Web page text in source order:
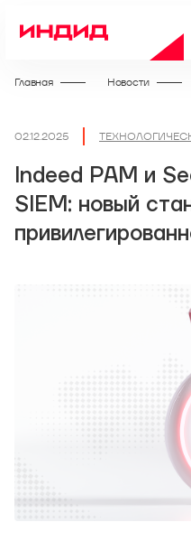
Главная Новости
02.12.2025
Indeed PAM и
SIEM: новый